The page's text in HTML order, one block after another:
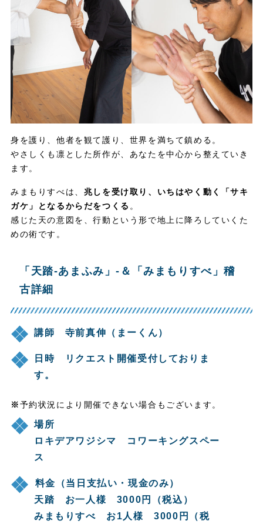
身を護り、他者を観て護り、世界を満ちて鎮める。
やさしくも凛とした所作が、あなたを中心から整えていき
ます。
みまもりすべは、 兆しを受け取り、いちはやく動く「サキ
ガケ」となるからだをつくる 。
感じた天の意図を、行動という形で地上に降ろしていくた
めの術です。
「天踏-あまふみ」-＆「みまもりすべ」稽
古詳細
講師 寺前真伸（まーくん）
日時 リクエスト開催受付しておりま
す。
※予約状況により開催できない場合もございます。
場所
ロキデアワジシマ コワーキングスペー
ス
⁡料金（当日支払い・現金のみ）
天踏 お一人様 3000円（税込）
みまもりすべ お1人様 3000円（税